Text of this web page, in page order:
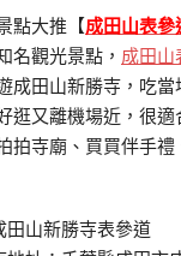
點大推【成田山表參
名觀光景點， 成田山
成田山新勝寺，吃當
逛又離機場近，很適
拍寺廟、買買伴手
田山新勝寺表參道